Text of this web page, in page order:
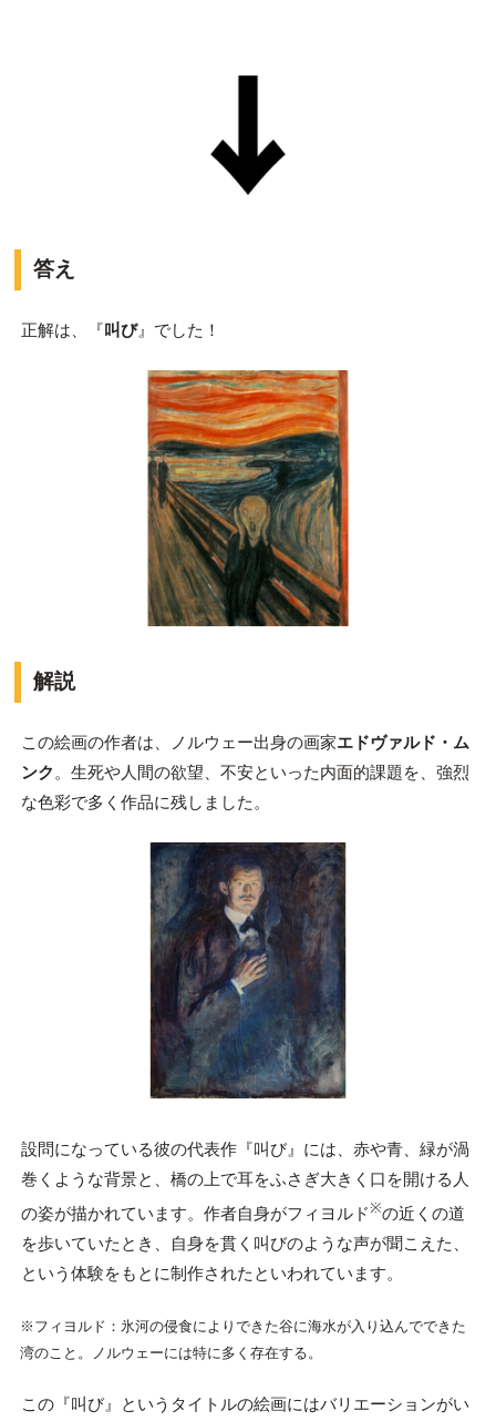
答え
正解は、『叫び』でした！
解説
この絵画の作者は、ノルウェー出身の画家エドヴァルド・ム
ンク。生死や人間の欲望、不安といった内面的課題を、強烈
な色彩で多く作品に残しました。
設問になっている彼の代表作『叫び』には、赤や青、緑が渦
巻くような背景と、橋の上で耳をふさぎ大きく口を開ける人
の姿が描かれています。作者自身がフィヨルド※の近くの道
を歩いていたとき、自身を貫く叫びのような声が聞こえた、
という体験をもとに制作されたといわれています。
※フィヨルド：氷河の侵食によりできた谷に海水が入り込んでできた
湾のこと。ノルウェーには特に多く存在する。
この『叫び』というタイトルの絵画にはバリエーションがい